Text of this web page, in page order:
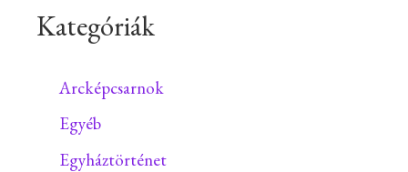
Kategóriák
Arcképcsarnok
Egyéb
Egyháztörténet